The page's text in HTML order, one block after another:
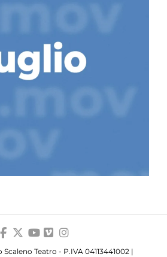
Teatro - P.IVA 04113441002 |